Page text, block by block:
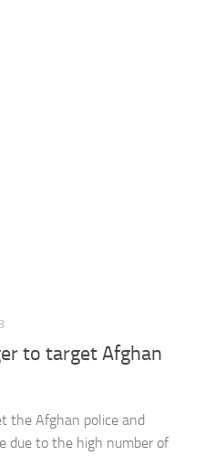
to target Afghan
the Afghan police and
due to the high number of